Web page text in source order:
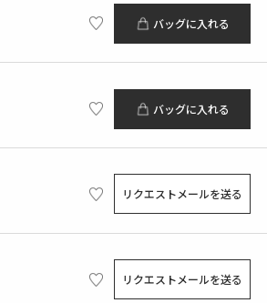
バッグに入れる
バッグに入れる
リクエストメールを送る
リクエストメールを送る